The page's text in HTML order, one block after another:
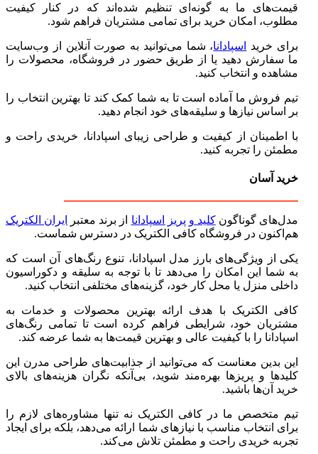
قیمت‌های ما به گونه‌ای تنظیم شده‌اند که در کنار کیفیت
مطلوب، امکان خرید برای تمامی مشتریان فراهم شود.
برای خرید اسپادانا، شما می‌توانید به صورت آنلاین از وب‌سایت
ما سفارش دهید یا از طریق حضور در فروشگاه، محصولات را
مشاهده و انتخاب کنید.
تیم فروش ما آماده است تا به شما کمک کند تا بهترین انتخاب را
بر اساس نیازها و سلیقه‌های خود انجام دهید.
با اطمینان از کیفیت و طراحی زیبای اسپادانا، خریدی راحت و
مطمئن را تجربه کنید.
خرید آسان
مدل‌های گوناگونکلید و پریز اسپادانا از برند معتبر
ایران الکتریک
هم‌اکنون در فروشگاه کافی الکتریک در دسترس شماست.
یکی از ویژگی‌های بارز مدل اسپادانا، تنوع رنگ‌های آن است که
به شما این امکان را می‌دهد تا با توجه به سلیقه و دکوراسیون
داخلی منزل یا محل کار خود، گزینه‌های مختلفی انتخاب کنید.
کافی الکتریک با هدف ارائه بهترین محصولات و خدمات به
مشتریان خود، شرایطی فراهم کرده است تا تمامی رنگ‌های
اسپادانا را با کیفیت عالی و بهترین قیمت‌ها به شما عرضه کند.
این بدین معناست که می‌توانید از جذابیت‌های طراحی مدرن این
کلیدها و پریزها بهره‌مند شوید، بی‌آنکه نگران هزینه‌های بالای
خرید آن‌ها باشید.
تیم متخصص ما در کافی الکتریک نه تنها مشاوره‌های لازم را
برای انتخاب مناسب با نیازهای شما ارائه می‌دهد، بلکه برای ایجاد
تجربه خریدی راحت و مطمئن تلاش می‌کند.